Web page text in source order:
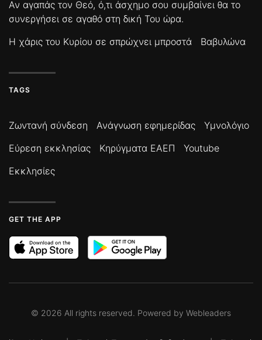
Αν αγαπάς τον Θεό, ό,τι άσχημο σου συμβαίνει θα το
συνεργήσει σε αγαθό στη δική Του ώρα.
Η χάρις του Κυρίου σε σπρώχνει μπροστά
Βαβυλώνα
TAGS
Ζωντανή σύνδεση Ανάγνωση εφημερίδας
Υμνολόγιο
Εύρεση εκκλησίας
Κηρύγματα ΕΑΕΠ
Youtube
Εκκλησίες
GET THE APP
© 2026 All rights reserved. Powered by Webleaders